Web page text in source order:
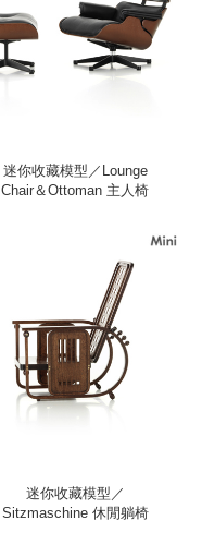
迷你收藏模型／Lounge
Chair＆Ottoman 主人椅
迷你收藏模型／
Sitzmaschine 休閒躺椅